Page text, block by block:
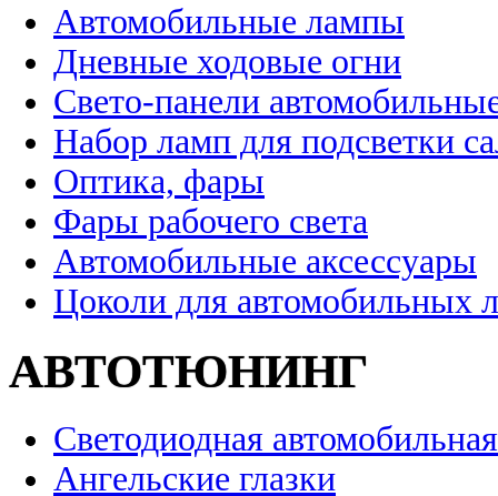
Автомобильные лампы
Дневные ходовые огни
Свето-панели
Набор ламп для подсветки
Оптика, фары
Фары рабочего света
Автомобильные аксессуары
Цоколи для автомобильных
АВТОТЮНИНГ
Светодиодная
Ангельские глазки